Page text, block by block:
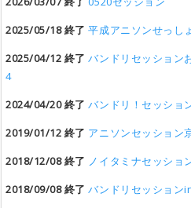
2025/05/18 終了 平成アニソンせっし
2025/04/12 終了 バンドリセッショ
4
2024/04/20 終了 バンドリ！セッショ
2019/01/12 終了 アニソンセッション
2018/12/08 終了 ノイタミナセッショ
2018/09/08 終了 バンドリセッション